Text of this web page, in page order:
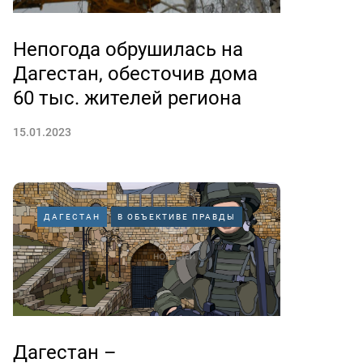
Непогода обрушилась на
Дагестан, обесточив дома
60 тыс. жителей региона
15.01.2023
ДАГЕСТАН В ОБЪЕКТИВЕ ПРАВДЫ
Дагестан –